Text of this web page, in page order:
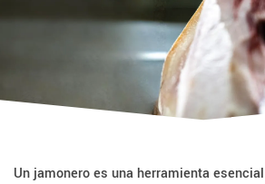
Un jamonero es una herramienta